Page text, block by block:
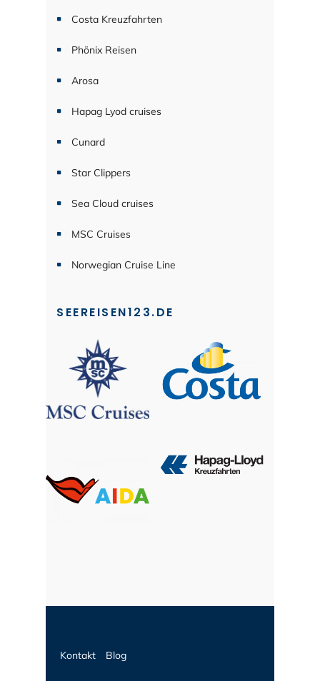
Costa Kreuzfahrten
Phönix Reisen
Arosa
Hapag Lyod cruises
Cunard
Star Clippers
Sea Cloud cruises
MSC Cruises
Norwegian Cruise Line
SEEREISEN123.DE
Kontakt Blog